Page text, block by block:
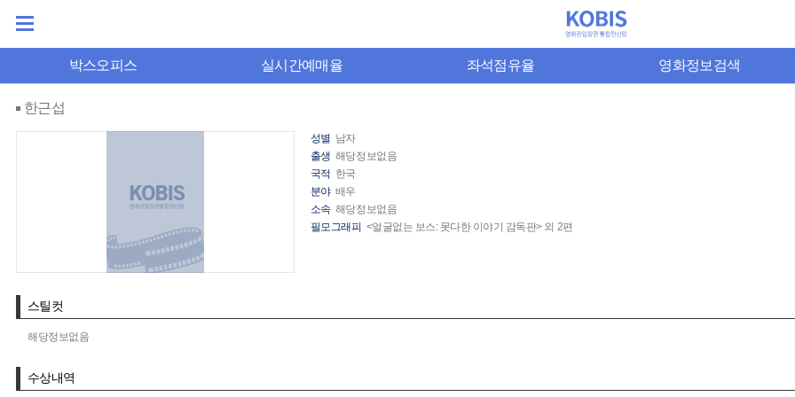
박스오피스 실시간예매율 좌석점유율 영화정보검색
한근섭
성별 남자
출생 해당정보없음
국적 한국
분야 배우
소속 해당정보없음
필모그래피 <얼굴없는 보스: 못다한 이야기 감독판> 외 2편
스틸컷
해당정보없음
수상내역